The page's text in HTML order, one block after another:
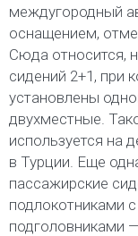
междугородный
оснащением,
Сюда относится,
сидений 2+1, при
установлены
двухместные.
используется на
в Турции. Еще
пассажирские
подлокотниками
подголовниками